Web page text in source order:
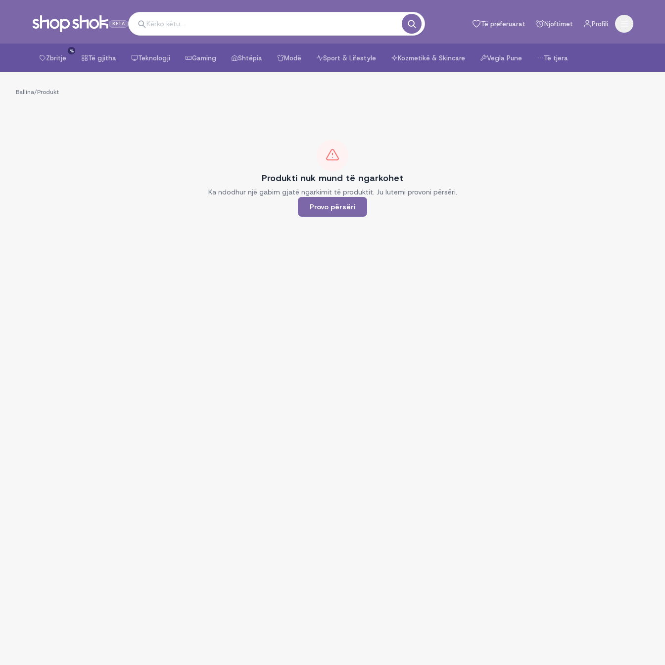
BETA Të preferuarat Njoftimet Profili
Zbritje
%
Të gjitha Teknologji Gaming Shtëpia Modë Sport & Lifestyle Kozmetikë & Skincare Vegla Pune Të tjera
Ballina/Produkt
Produkti nuk mund të ngarkohet
Ka ndodhur një gabim gjatë ngarkimit të produktit. Ju lutemi provoni përsëri.
Provo përsëri